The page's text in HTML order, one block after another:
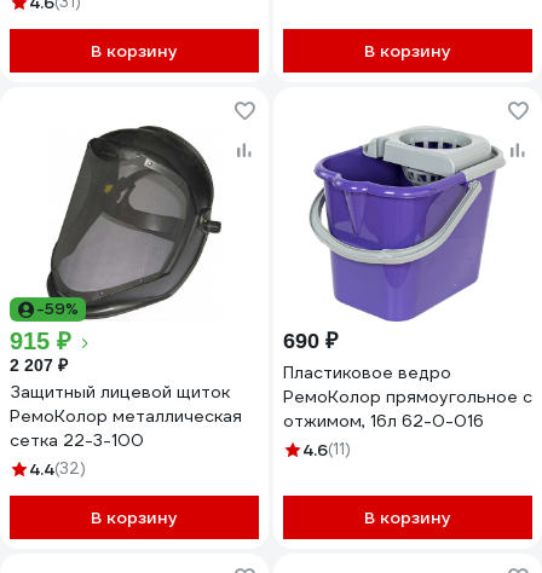
В корзину В корзину
-59%
915 ₽
2 207 ₽
Защитный лицевой щиток
РемоКолор металлическая
сетка 22-3-100
4.4(32)
В корзину
690 ₽
Пластиковое ведро
РемоКолор прямоугольное с
отжимом, 16л 62-0-016
4.6(11)
В корзину